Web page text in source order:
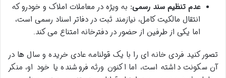
عدم تنظیم سند رسمی: به ویژه در معاملات املاک و خودرو که
انتقال مالکیت کامل، نیازمند ثبت در دفاتر اسناد رسمی است،
اما یکی از طرفین از حضور در دفترخانه امتناع می کند.
تصور کنید فردی خانه ای را با یک قولنامه عادی خریده و سال ها در
آن سکونت داشته است، اما اکنون ورثه فروشنده یا خود او، منکر